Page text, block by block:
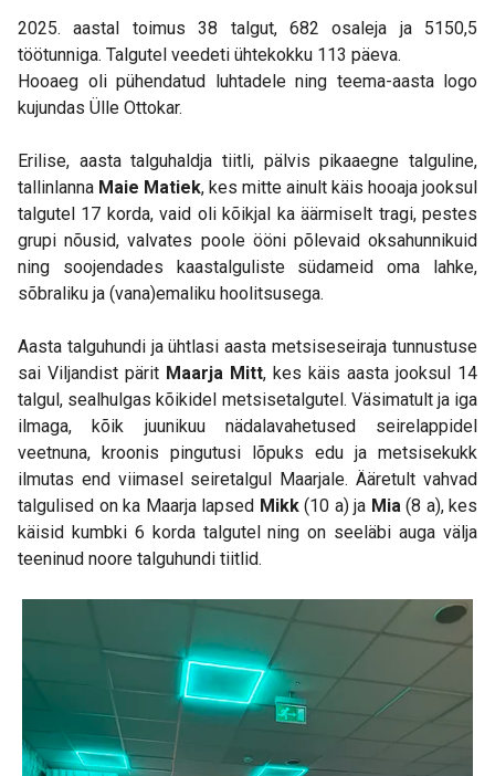
2025. aastal toimus 38 talgut, 682 osaleja ja 5150,5
töötunniga. Talgutel veedeti ühtekokku 113 päeva.
Hooaeg oli pühendatud luhtadele ning teema-aasta logo
kujundas Ülle Ottokar.
Erilise, aasta talguhaldja tiitli, pälvis pikaaegne talguline,
tallinlanna Maie Matiek, kes mitte ainult käis hooaja jooksul
talgutel 17 korda, vaid oli kõikjal ka äärmiselt tragi, pestes
grupi nõusid, valvates poole ööni põlevaid oksahunnikuid
ning soojendades kaastalguliste südameid oma lahke,
sõbraliku ja (vana)emaliku hoolitsusega.
Aasta talguhundi ja ühtlasi aasta metsiseseiraja tunnustuse
sai Viljandist pärit Maarja Mitt, kes käis aasta jooksul 14
talgul, sealhulgas kõikidel metsisetalgutel. Väsimatult ja iga
ilmaga, kõik juunikuu nädalavahetused seirelappidel
veetnuna, kroonis pingutusi lõpuks edu ja metsisekukk
ilmutas end viimasel seiretalgul Maarjale. Ääretult vahvad
talgulised on ka Maarja lapsed Mikk(10 a) ja Mia(8 a), kes
käisid kumbki 6 korda talgutel ning on seeläbi auga välja
teeninud noore talguhundi tiitlid.